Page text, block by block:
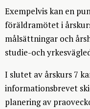
Exempelvis kan en
föräldramötet i
målsättningar och
studie-och
I slutet av årskurs 7
informationsbrevet
planering av